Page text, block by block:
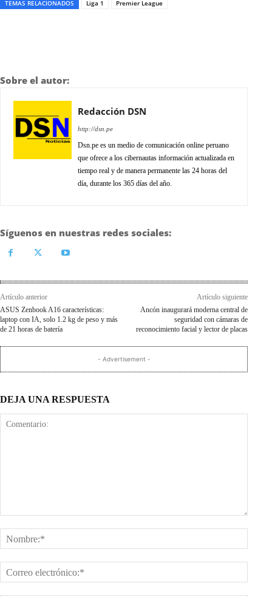
TEMAS RELACIONADOS Liga 1 Premier League
Sobre el autor:
Redacción DSN
http://dsn.pe
Dsn.pe es un medio de comunicación online peruano
que ofrece a los cibernautas información actualizada en
tiempo real y de manera permanente las 24 horas del
día, durante los 365 días del año.
Síguenos en nuestras redes sociales:
Artículo anterior
ASUS Zenbook A16 características:
laptop con IA, solo 1.2 kg de peso y más
de 21 horas de batería
Artículo siguiente
Ancón inaugurará moderna central de
seguridad con cámaras de
reconocimiento facial y lector de placas
- Advertisement -
DEJA UNA RESPUESTA